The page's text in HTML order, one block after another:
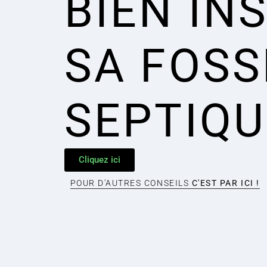
BIEN
SA
Cliquez ici
POUR D'AUTRES CONSEILS C'EST PAR ICI !